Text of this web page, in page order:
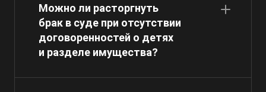
Можно ли расторгнуть
брак в суде при отсутствии
договоренностей о детях
и разделе имущества?